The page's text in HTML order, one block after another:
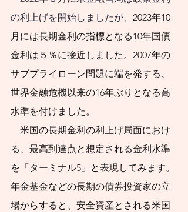
す。
私は、証券会社お
よび投資信託運用会
社に42年間勤務し、
退職後は日本証券業
協会の金融・証券イ
ンストラクター、投
資信託協会の登録講
師、日本学生支援機
構認定スカラシッ
の利上げを開始しましたが、 2023年10
月には長期金利の指標となる10年国債
金利は５％に接近しました。2007年の
サブプライローン問題に端を発する、
世界金融危機以来の16年ぶりとなる高
水準を付けました。
米国の長期金利の利上げ局面におけ
る、最高到達点と想定される金利水準
を「ターミナル5」と表現してみます。
年金基金などの長期の債券投資家の立
場からすると、安全資産とされる米国